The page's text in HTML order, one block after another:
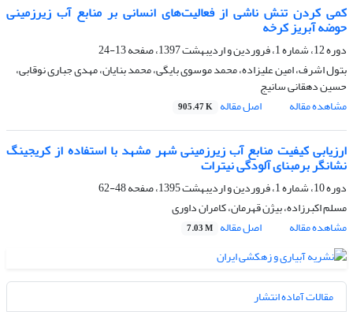
کمی کردن تنش ناشی از فعالیت‌های انسانی بر منابع آب زیرزمینی
حوضه آبریز کرخه
دوره 12، شماره 1، فروردین و اردیبهشت 1397، صفحه
13-24
بتول اشرف، امین علیزاده، محمد موسوی بایگی، محمد بنایان، مهدی جباری نوقابی،
حسین دهقانی سانیج
مشاهده مقاله
اصل مقاله 905.47 K
ارزیابی کیفیت منابع آب زیرزمینی شهر مشهد با استفاده از کریجینگ
نشانگر برمبنای آلودگی نیترات
دوره 10، شماره 1، فروردین و اردیبهشت 1395، صفحه
48-62
مسلم اکبرزاده، بیژن قهرمان، کامران داوری
مشاهده مقاله
اصل مقاله 7.03 M
مقالات آماده انتشار